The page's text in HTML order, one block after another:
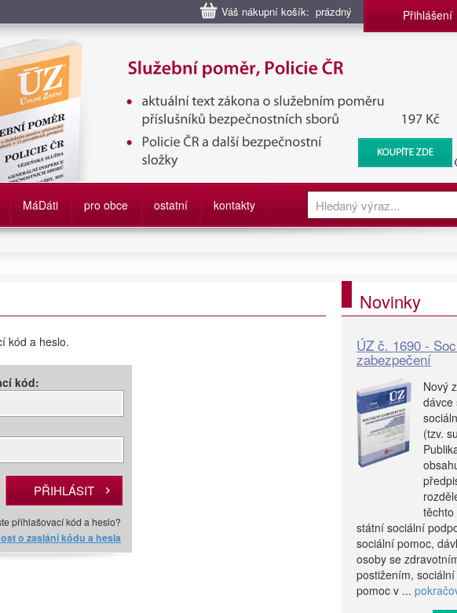
Váš nákupní košík: prázdný Přihlášení
příslušníků bezpečnostních sborů, Policie ČR, Vězeňská služba, BIS, Zpravodajské
služby
MáDáti pro obce ostatní kontakty
kód a heslo.
kód:
přihlašovací kód a heslo?
o zaslání kódu a hesla
Novinky
ÚZ č. 1690 -
zabezpečení
Nový
dávce
(tzv.
těchto
státní sociální
sociální pomoc,
osoby se
postižením, sociální
pomoc v ...